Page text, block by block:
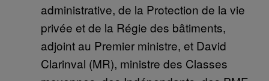
administrative, de la Protection de la vie
privée et de la Régie des bâtiments,
adjoint au Premier ministre, et David
Clarinval (MR), ministre des Classes